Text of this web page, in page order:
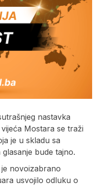
nastavka
Mostara se traži
je u skladu sa
bude tajno.
novoizabrano
usvojilo odluku o